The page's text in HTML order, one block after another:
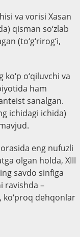
va vorisi Xasan
qisman so‘zlab
(to‘g‘rirog‘i,
o‘qiluvchi va
ham
sanalgan.
ichidagi ichida)
eng nufuzli
olgan holda, XIII
savdo sinfiga
ravishda –
ko‘proq dehqonlar